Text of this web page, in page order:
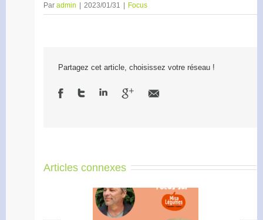
Par admin | 2023/01/31 | Focus
Partagez cet article, choisissez votre réseau !
Articles connexes